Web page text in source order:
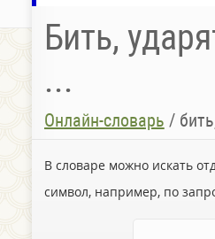
Бить,
...
Онлайн-словарь / бить,
В словаре можно искать
символ, например, по